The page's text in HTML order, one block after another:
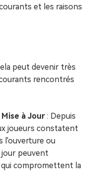
et les raisons
peut devenir très
rencontrés
à Jour : Depuis
joueurs constatent
l'ouverture ou
jour peuvent
compromettent la